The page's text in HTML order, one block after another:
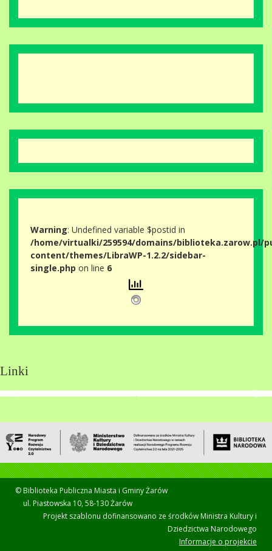
Warning: Undefined variable $postid in
/home/virtualki/259594/domains/biblioteka.zarow.pl/
content/themes/LibraWP-1.2.2/sidebar-
single.php on line 6
Linki
© Biblioteka Publiczna Miasta i Gminy Żarów
ul. Piastowska 10, 58-130 Żarów
Projekt szablonu dofinansowano ze środków Ministra Kultury i
Dziedzictwa Narodowego
Informacje o projekcie